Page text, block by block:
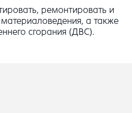
ремонтировать и
а также
сгорания (ДВС).